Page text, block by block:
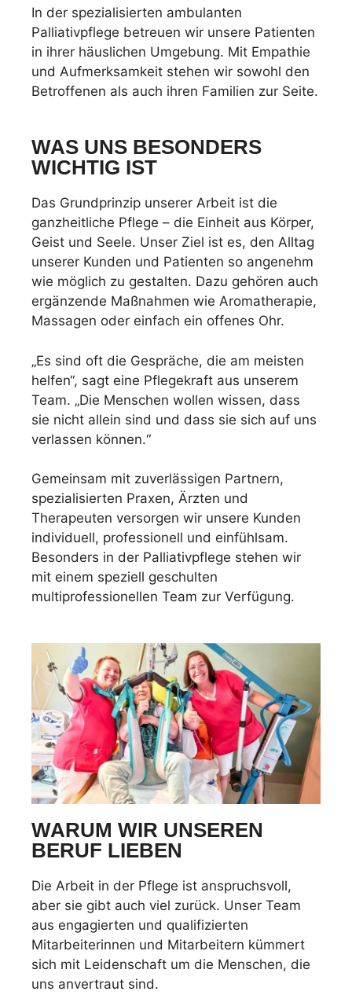
In der spezialisierten ambulanten
Palliativpflege betreuen wir unsere Patienten
in ihrer häuslichen Umgebung. Mit Empathie
und Aufmerksamkeit stehen wir sowohl den
Betroffenen als auch ihren Familien zur Seite.
WAS UNS BESONDERS
WICHTIG IST
Das Grundprinzip unserer Arbeit ist die
ganzheitliche Pflege – die Einheit aus Körper,
Geist und Seele. Unser Ziel ist es, den Alltag
unserer Kunden und Patienten so angenehm
wie möglich zu gestalten. Dazu gehören auch
ergänzende Maßnahmen wie Aromatherapie,
Massagen oder einfach ein offenes Ohr.
„Es sind oft die Gespräche, die am meisten
helfen“, sagt eine Pflegekraft aus unserem
Team. „Die Menschen wollen wissen, dass
sie nicht allein sind und dass sie sich auf uns
verlassen können.“
Gemeinsam mit zuverlässigen Partnern,
spezialisierten Praxen, Ärzten und
Therapeuten versorgen wir unsere Kunden
individuell, professionell und einfühlsam.
Besonders in der Palliativpflege stehen wir
mit einem speziell geschulten
multiprofessionellen Team zur Verfügung.
WARUM WIR UNSEREN
BERUF LIEBEN
Die Arbeit in der Pflege ist anspruchsvoll,
aber sie gibt auch viel zurück. Unser Team
aus engagierten und qualifizierten
Mitarbeiterinnen und Mitarbeitern kümmert
sich mit Leidenschaft um die Menschen, die
uns anvertraut sind.